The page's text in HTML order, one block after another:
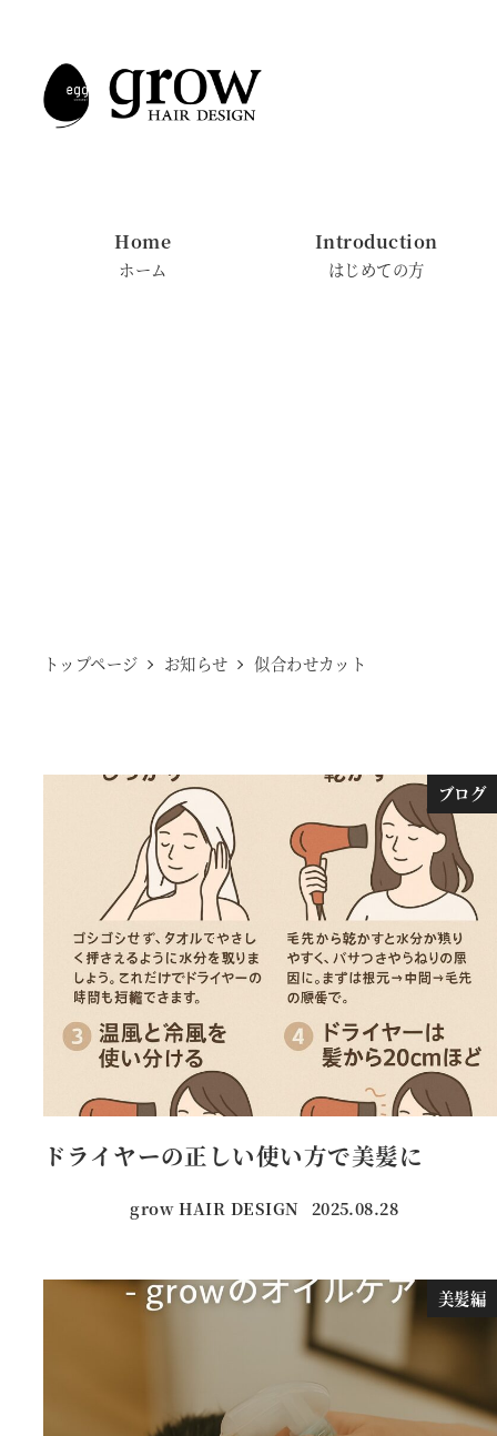
Home
ホーム
Introduction
はじめての方
トップページ お知らせ 似合わせカット
ブログ
ドライヤーの正しい使い方で美髪に
grow HAIR DESIGN 投稿日
2025.08.28
美髪編